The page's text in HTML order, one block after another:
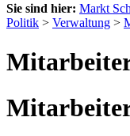
Sie sind hier: Markt
Politik > Verwaltung >